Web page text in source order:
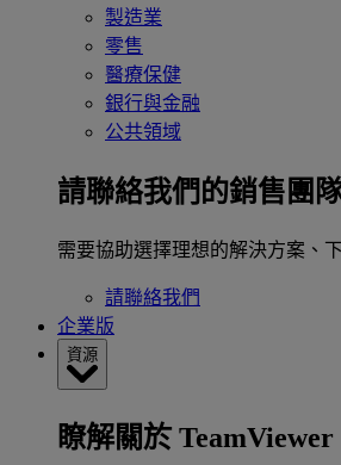
製造業
零售
醫療保健
銀行與金融
公共領域
請聯絡我們的銷售團
需要協助選擇理想的解決方案、
請聯絡我們
企業版
資源
瞭解關於